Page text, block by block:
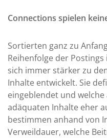
Connections spielen
Sortierten ganz zu
Reihenfolge der
sich immer stärker zu
Inhalte entwickelt. Sie
eingeblendet und
adäquaten Inhalte eher
bestimmen anhand von
Verweildauer, welche